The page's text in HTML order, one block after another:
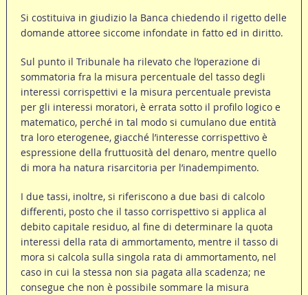
Si costituiva in giudizio la Banca chiedendo il rigetto delle
domande attoree siccome infondate in fatto ed in diritto.
Sul punto il Tribunale ha rilevato che l’operazione di
sommatoria fra la misura percentuale del tasso degli
interessi corrispettivi e la misura percentuale prevista
per gli interessi moratori, è errata sotto il profilo logico e
matematico, perché in tal modo si cumulano due entità
tra loro eterogenee, giacché l’interesse corrispettivo è
espressione della fruttuosità del denaro, mentre quello
di mora ha natura risarcitoria per l’inadempimento.
I due tassi, inoltre, si riferiscono a due basi di calcolo
differenti, posto che il tasso corrispettivo si applica al
debito capitale residuo, al fine di determinare la quota
interessi della rata di ammortamento, mentre il tasso di
mora si calcola sulla singola rata di ammortamento, nel
caso in cui la stessa non sia pagata alla scadenza; ne
consegue che non è possibile sommare la misura